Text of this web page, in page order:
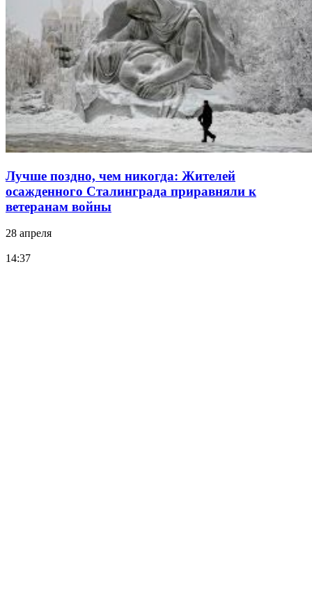
Лучше поздно, чем никогда: Жителей
осажденного Сталинграда приравняли к
ветеранам войны
28 апреля
14:37